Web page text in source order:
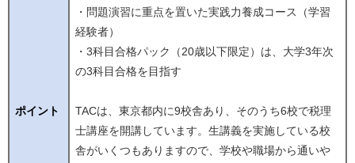
ポイント
・問題演習に重点を置いた実践力養成コース（学習
経験者）
・3科目合格パック（20歳以下限定）は、大学3年次
の3科目合格を目指す
TACは、東京都内に9校舎あり、そのうち6校で税理
士講座を開講しています。生講義を実施している校
舎がいくつもありますので、学校や職場から通いや